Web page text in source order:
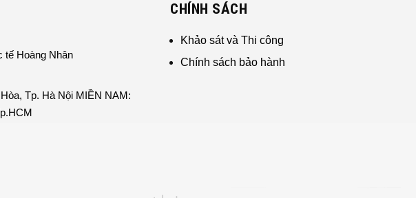
tế Hoàng Nhân
Tp. Hà Nội MIỀN NAM:
CHÍNH SÁCH
Khảo sát và Thi công
Chính sách bảo hành